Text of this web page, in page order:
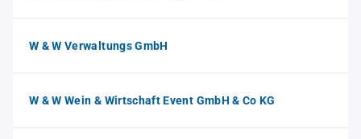
W & W Verwaltungs GmbH
W & W Wein & Wirtschaft Event GmbH & Co KG